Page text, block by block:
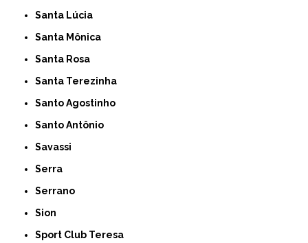
Santa Lúcia
Santa Mônica
Santa Rosa
Santa Terezinha
Santo Agostinho
Santo Antônio
Savassi
Serra
Serrano
Sion
Sport Club Teresa